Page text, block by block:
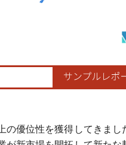
優位性を獲得してきまし